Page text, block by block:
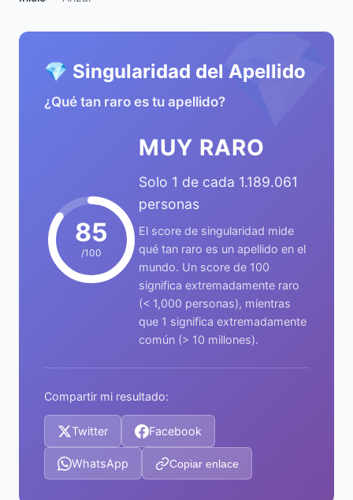
💎
💎 Singularidad del Apellido
¿Qué tan raro es tu apellido?
85
/100
MUY RARO
Solo 1 de cada 1.189.061
personas
El score de singularidad mide
qué tan raro es un apellido en el
mundo. Un score de 100
significa extremadamente raro
(< 1,000 personas), mientras
que 1 significa extremadamente
común (> 10 millones).
Compartir mi resultado:
Twitter Facebook
WhatsApp Copiar enlace